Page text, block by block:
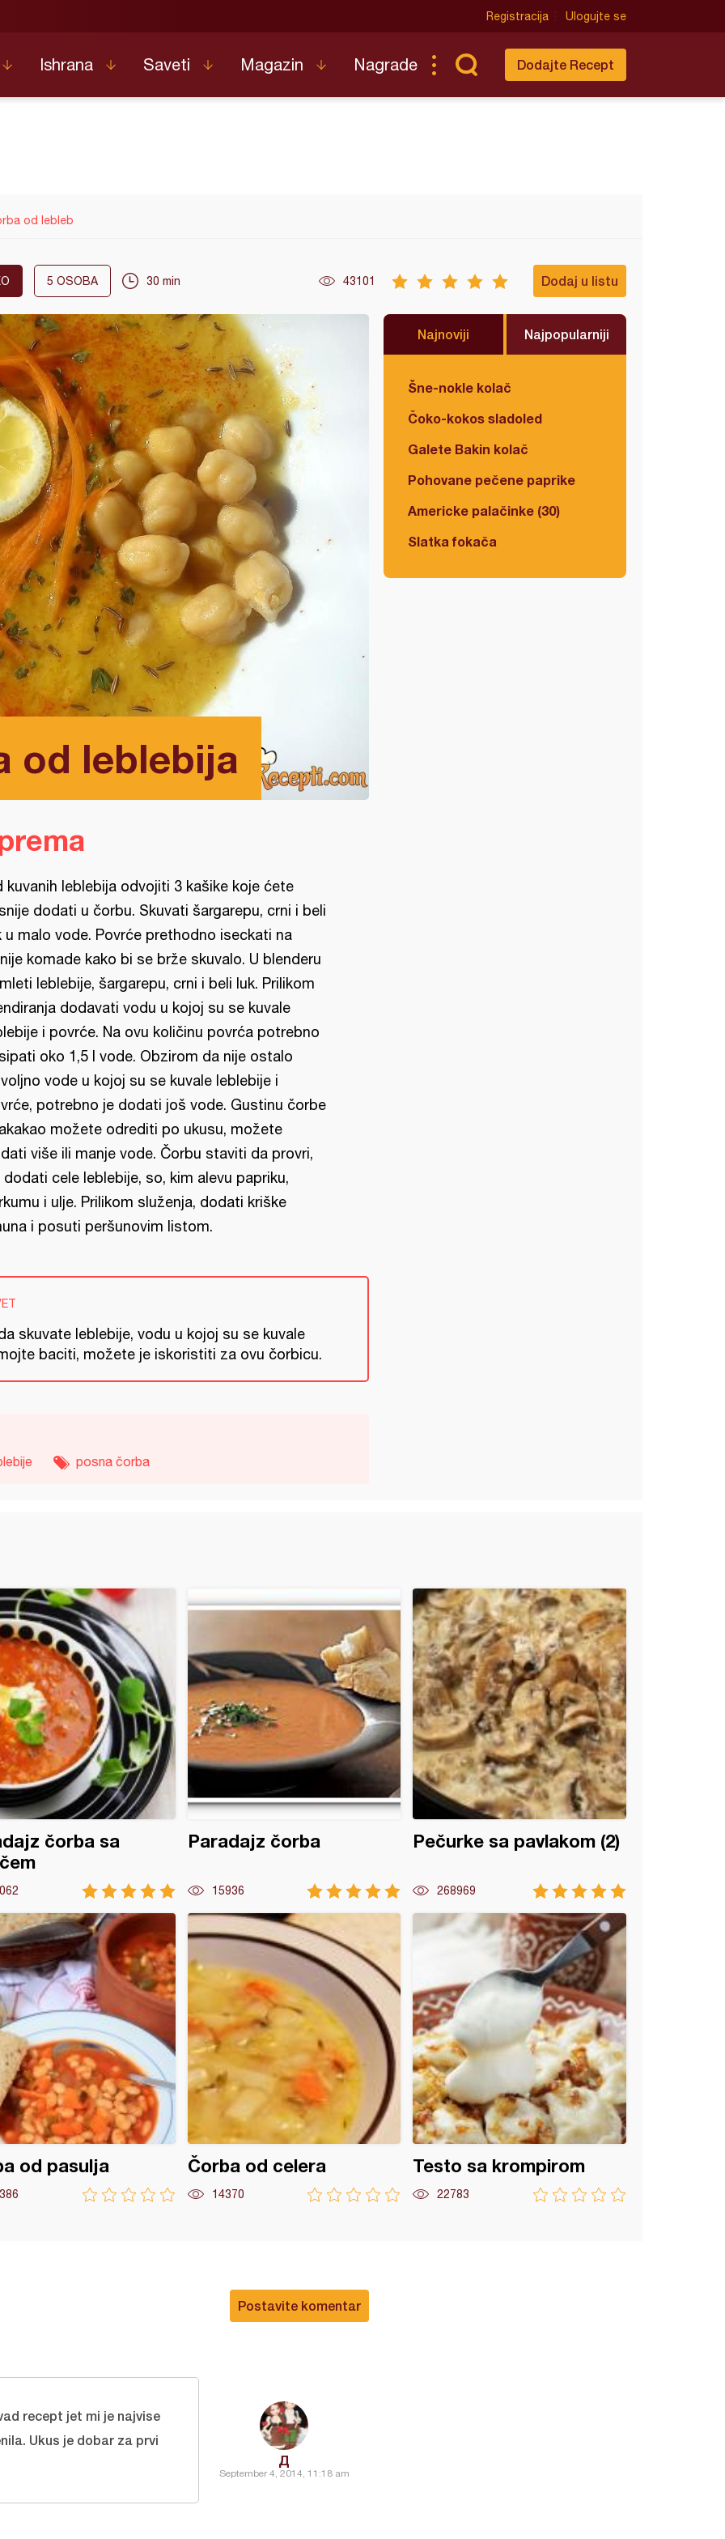
Registracija Ulogujte se
Ishrana Saveti Magazin Nagrade Dodajte Recept
od lebleb
5 OSOBA 30 min 43101 Dodaj u listu
od leblebija
Najnoviji Najpopularniji
Šne-nokle kolač
Čoko-kokos sladoled
Galete Bakin kolač
Pohovane pečene paprike
Americke palačinke (30)
Slatka fokača
kuvanih leblebija odvojiti 3 kašike koje ćete
dodati u čorbu. Skuvati šargarepu, crni i beli
u malo vode. Povrće prethodno iseckati na
komade kako bi se brže skuvalo. U blenderu
leblebije, šargarepu, crni i beli luk. Prilikom
dodavati vodu u kojoj su se kuvale
i povrće. Na ovu količinu povrća potrebno
oko 1,5 l vode. Obzirom da nije ostalo
vode u kojoj su se kuvale leblebije i
potrebno je dodati još vode. Gustinu čorbe
možete odrediti po ukusu, možete
više ili manje vode. Čorbu staviti da provri,
dodati cele leblebije, so, kim alevu papriku,
i ulje. Prilikom služenja, dodati kriške
i posuti peršunovim listom.
skuvate leblebije, vodu u kojoj su se kuvale
baciti, možete je iskoristiti za ovu čorbicu.
posna čorba
čorba sa
Paradajz čorba
15936
Pečurke sa pavlakom (2)
268969
od pasulja Čorba od celera
14370
Testo sa krompirom
22783
Postavite komentar
Д
September 4, 2014, 11:18 am
recept jet mi je najvise
Ukus je dobar za prvi